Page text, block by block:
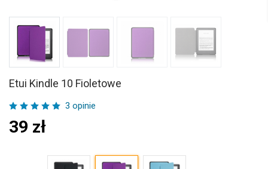
Etui Kindle 10 Fioletowe
3 opinie
39 zł